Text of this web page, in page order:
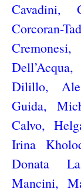
Cavadini,
Corcoran-
Dilillo,
Guida,
Calvo,
Irina
Donata
Mancini,